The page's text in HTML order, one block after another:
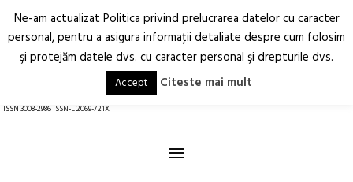
Arhitectură.
Oraș.
RO EN
ISSN 3008-2986 ISSN-L 2069-721X
≡
Ne-am actualizat Politica privind prelucrarea datelor cu caracter
personal, pentru a asigura informaţii detaliate despre cum folosim
şi protejăm datele dvs. cu caracter personal şi drepturile dvs.
Accept Citeste mai mult